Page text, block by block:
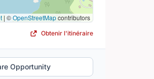
| ©OpenStreetMapcontributors
Obtenir l'itinéraire
Opportunity